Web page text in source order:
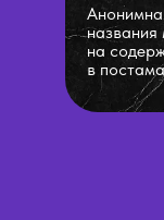
названия
на
в